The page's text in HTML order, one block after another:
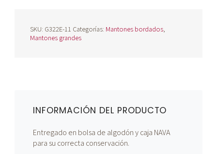
SKU: G322E-11 Categorías: Mantones bordados,
Mantones grandes
INFORMACIÓN DEL PRODUCTO
Entregado en bolsa de algodón y caja NAVA
para su correcta conservación.